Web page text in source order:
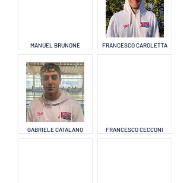
MANUEL BRUNONE
GABRIELE CATALANO
FRANCESCO CAROLETTA
FRANCESCO CECCONI